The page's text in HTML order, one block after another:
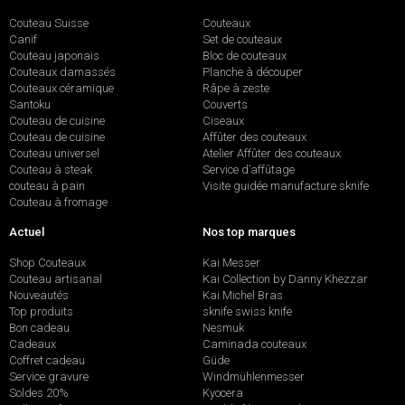
Couteau Suisse
Canif
Couteau japonais
Couteaux damassés
Couteaux céramique
Santoku
Couteau de cuisine
Couteau de cuisine
Couteau universel
Couteau à steak
couteau à pain
Couteau à fromage
Couteaux
Set de couteaux
Bloc de couteaux
Planche à découper
Râpe à zeste
Couverts
Ciseaux
Affûter des couteaux
Atelier Affûter des couteaux
Service d’affûtage
Visite guidée manufacture sknife
Actuel
Shop Couteaux
Couteau artisanal
Nouveautés
Top produits
Bon cadeau
Cadeaux
Coffret cadeau
Service gravure
Soldes 20%
Nos top marques
Kai Messer
Kai Collection by Danny Khezzar
Kai Michel Bras
sknife swiss knife
Nesmuk
Caminada couteaux
Güde
Windmühlenmesser
Kyocera